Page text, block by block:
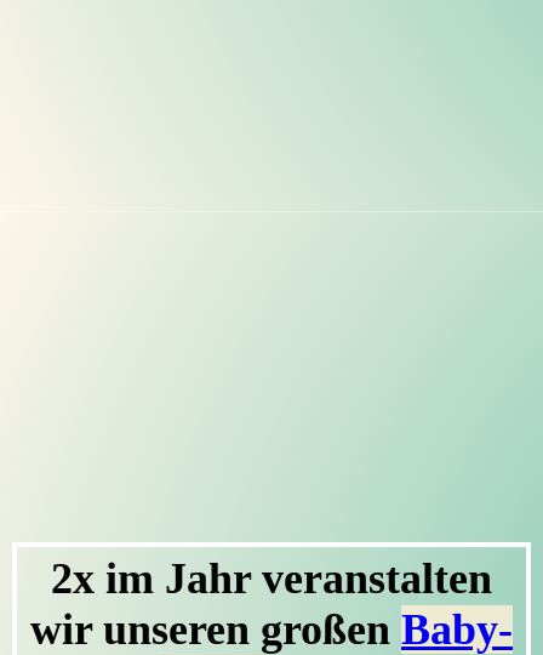
2x im Jahr veranstalten
wir unseren großen Baby-